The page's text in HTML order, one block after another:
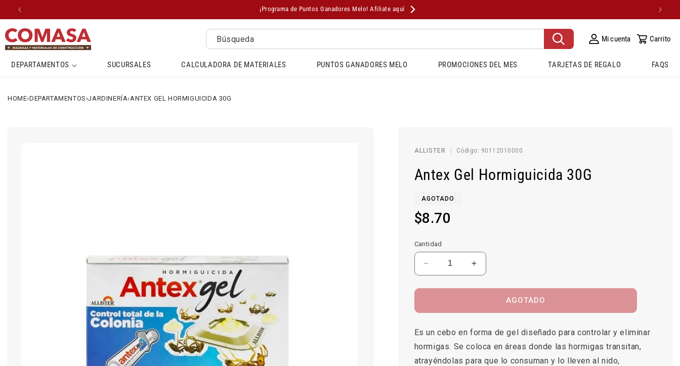
DIRECTAMENTE
AL CONTENIDO
¡Programa de Puntos Ganadores Melo! Afiliate aquí
DEPARTAMENTOS SUCURSALES CALCULADORA DE MATERIALES PUNTOS GANADORES MELO PROMOCIONES DEL MES TARJETAS DE REGALO FAQS
Búsqueda Mi cuenta Carrito
HOME›DEPARTAMENTOS›JARDINERÍA›ANTEX GEL HORMIGUICIDA 30G
ALLISTER Código: SKU:
90112010000
Antex Gel Hormiguicida 30G
Precio
habitual
$8.70
AGOTADO
Cantidad
Reducir
cantidad
para
30G
Aumentar
cantidad
para
30G
AGOTADO
Es un cebo en forma de gel diseñado para controlar y eliminar
hormigas. Se coloca en áreas donde las hormigas transitan,
atrayéndolas para que lo consuman y lo lleven al nido,